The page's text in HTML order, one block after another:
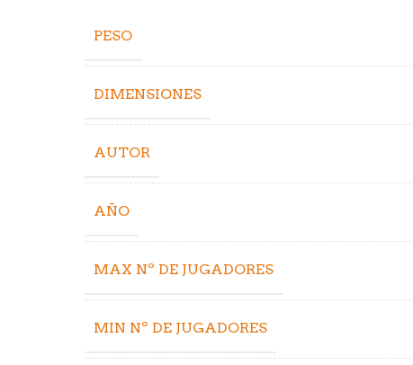
PESO
DIMENSIONES
AUTOR
AÑO
MAX Nº DE JUGADORES
MIN Nº DE JUGADORES